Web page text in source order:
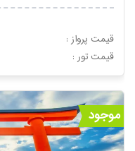
قیمت پرواز :
: قیمت تور
موجود